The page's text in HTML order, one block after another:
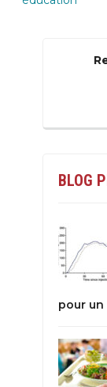
BLOG
pour un